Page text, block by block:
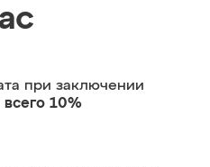
при заключении
всего 10%